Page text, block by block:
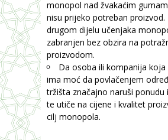
monopol nad žvakaćim
nisu prijeko potreban proizvod.
drugom dijelu učenjaka
zabranjen bez obzira na
proizvodom.
Da osoba ili kompanija
ima moć da povlačenjem
tržišta značajno naruši ponudu
te utiče na cijene i kvalitet
cilj monopola.